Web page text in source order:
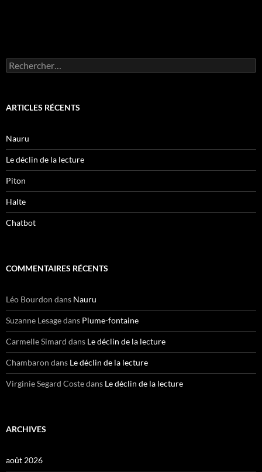
Rechercher :
ARTICLES RÉCENTS
Nauru
Le déclin de la lecture
Piton
Halte
Chatbot
COMMENTAIRES RÉCENTS
Léo Bourdon dans Nauru
Suzanne Lesagedans Plume-fontaine
Carmelle Simard dans Le déclin de la lecture
Chambaron dans Le déclin de la lecture
Virginie Segard Costedans Le déclin de la lecture
ARCHIVES
août 2026